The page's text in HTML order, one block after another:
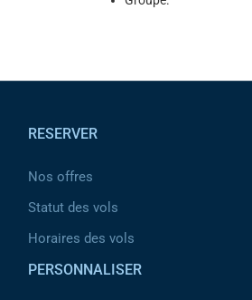
RESERVER
Nos offres
Statut des vols
Horaires des vols
PERSONNALISER